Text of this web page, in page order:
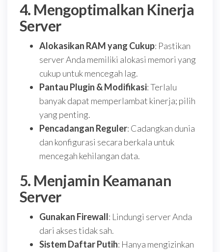
4. Mengoptimalkan Kinerja
Server
Alokasikan RAM yang Cukup: Pastikan
server Anda memiliki alokasi memori yang
cukup untuk mencegah lag.
Pantau Plugin & Modifikasi: Terlalu
banyak dapat memperlambat kinerja; pilih
yang penting.
Pencadangan Reguler: Cadangkan dunia
dan konfigurasi secara berkala untuk
mencegah kehilangan data.
5. Menjamin Keamanan
Server
Gunakan Firewall: Lindungi server Anda
dari akses tidak sah.
Sistem Daftar Putih: Hanya mengizinkan